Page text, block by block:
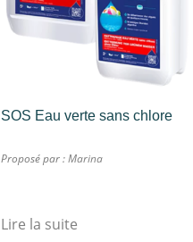
SOS Eau verte sans chlore
Proposé par :Marina
Lire la suite